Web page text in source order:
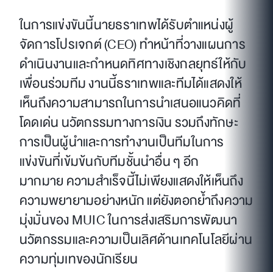
ในการแข่งขันนี้นายธราเทพได้รับตำแหน่งผู้
จัดการโปรเจกต์ (CEO) ทำหน้าที่วางแผนการ
ดำเนินงานและกำหนดทิศทางเชิงกลยุทธ์ให้กับ
เพื่อนร่วมทีม งานนี้ธราเทพและทีมได้แสดงให้
เห็นถึงความสามารถในการนำเสนอแนวคิดที่
โดดเด่น นวัตกรรมทางการเงิน รวมถึงทักษะ
การเป็นผู้นำและการทำงานเป็นทีมในการ
แข่งขันที่เข้มข้นกับทีมชั้นนำอื่น ๆ อีก
มากมาย ความสำเร็จนี้ไม่เพียงแสดงให้เห็นถึง
ความพยายามอย่างหนัก แต่ยังตอกย้ำถึงความ
มุ่งมั่นของ MUIC ในการส่งเสริมการพัฒนา
นวัตกรรมและความเป็นเลิศด้านเทคโนโลยีผ่าน
ความทุ่มเทของนักเรียน